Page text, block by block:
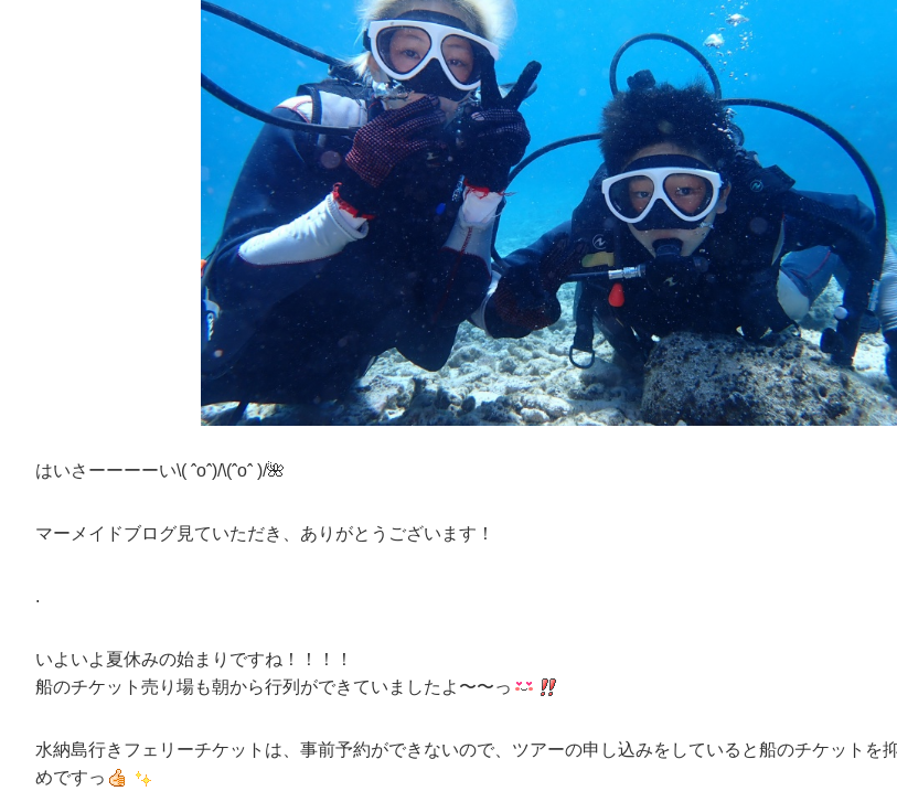
はいさーーーーい\( ˆoˆ)/\(ˆoˆ )/🌺
マーメイドブログ見ていただき、ありがとうございます！
.
いよいよ夏休みの始まりですね！！！！
船のチケット売り場も朝から行列ができていましたよ〜〜っ
水納島行きフェリーチケットは、事前予約ができないので、ツアーの申し込みをしていると船のチケットを
めですっ